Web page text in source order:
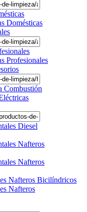
Domésticas
Profesionales
Combustión
Diesel
Nafteros
Nafteros
Nafteros Bicilíndricos
Nafteros